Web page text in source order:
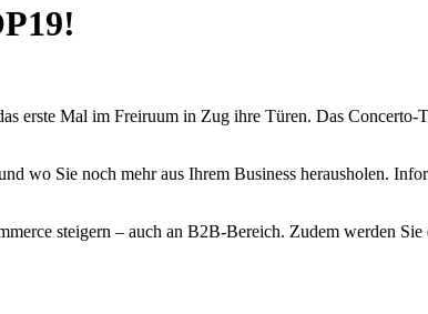
erste Mal im Freiruum in Zug ihre Türen. Das
wo Sie noch mehr aus Ihrem Business herausholen.
steigern – auch an B2B-Bereich. Zudem werden